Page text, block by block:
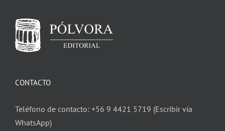
CONTACTO
Teléfono de contacto: +56 9 4421 5719 (Escribir vía
WhatsApp)